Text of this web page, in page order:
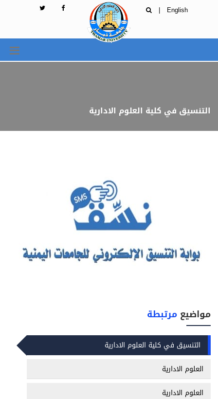
English
|
التنسيق في كلية العلوم الادارية
مواضيع مرتبطة
التنسيق في كلية العلوم الادارية
العلوم الادارية
العلوم الادارية